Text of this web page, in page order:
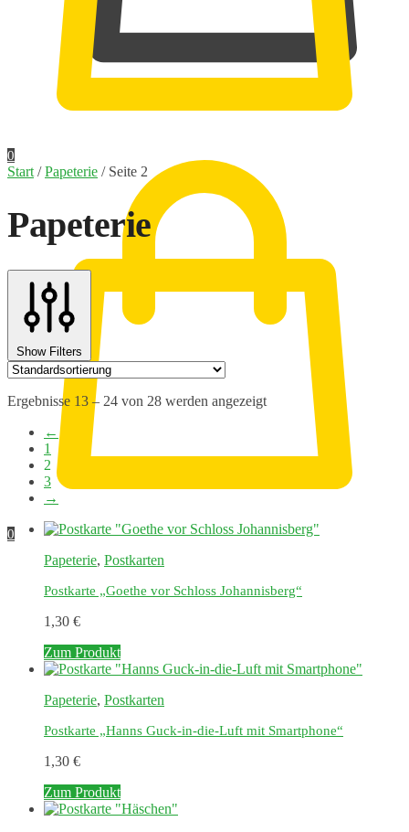
0
0
Start /Papeterie / Seite 2
Papeterie
Show Filters
Ergebnisse 13 – 24 von 28 werden angezeigt
←
1
2
3
→
Papeterie, Postkarten
Postkarte „Goethe vor Schloss Johannisberg“
1,30 €
Zum Produkt
Papeterie, Postkarten
Postkarte „Hanns Guck-in-die-Luft mit Smartphone“
1,30 €
Zum Produkt